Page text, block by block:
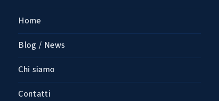
Home
Blog / News
Chi siamo
Contatti